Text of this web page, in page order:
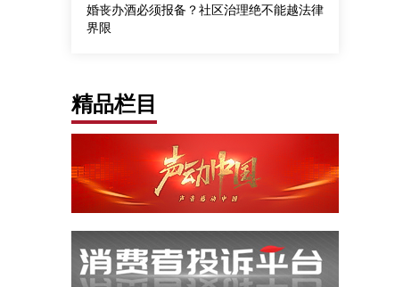
婚丧办酒必须报备？社区治理绝不能越法律
界限
精品栏目